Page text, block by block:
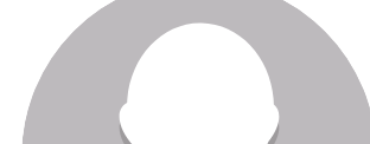
БАЗА ЗНАНИЙ
КЛЮЧЕВЫЕ СЛОВА
Регистрация